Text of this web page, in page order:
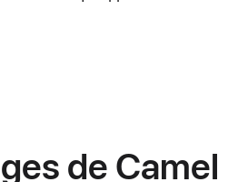
de Camel